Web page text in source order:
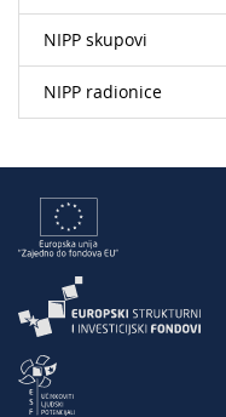
NIPP skupovi
NIPP radionice